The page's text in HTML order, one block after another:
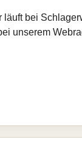
läuft bei
unserem